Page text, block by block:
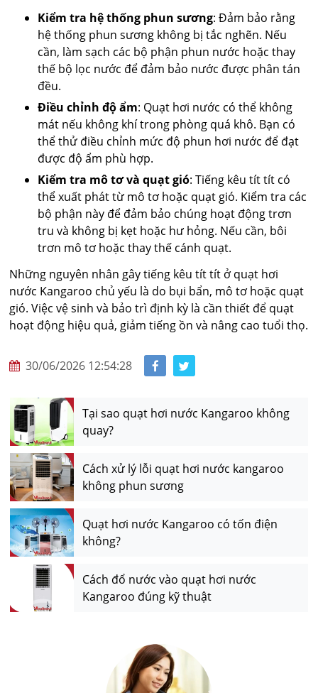
Kiểm tra hệ thống phun sương: Đảm bảo rằng
hệ thống phun sương không bị tắc nghẽn. Nếu
cần, làm sạch các bộ phận phun nước hoặc thay
thế bộ lọc nước để đảm bảo nước được phân tán
đều.
Điều chỉnh độ ẩm: Quạt hơi nước có thể không
mát nếu không khí trong phòng quá khô. Bạn có
thể thử điều chỉnh mức độ phun hơi nước để đạt
được độ ẩm phù hợp.
Kiểm tra mô tơ và quạt gió: Tiếng kêu tít tít có
thể xuất phát từ mô tơ hoặc quạt gió. Kiểm tra các
bộ phận này để đảm bảo chúng hoạt động trơn
tru và không bị kẹt hoặc hư hỏng. Nếu cần, bôi
trơn mô tơ hoặc thay thế cánh quạt.
Những nguyên nhân gây tiếng kêu tít tít ở quạt hơi
nước Kangaroo chủ yếu là do bụi bẩn, mô tơ hoặc quạt
gió. Việc vệ sinh và bảo trì định kỳ là cần thiết để quạt
hoạt động hiệu quả, giảm tiếng ồn và nâng cao tuổi thọ.
30/06/2026 12:54:28
Tại sao quạt hơi nước Kangaroo không
quay?
Cách xử lý lỗi quạt hơi nước kangaroo
không phun sương
Quạt hơi nước Kangaroo có tốn điện
không?
Cách đổ nước vào quạt hơi nước
Kangaroo đúng kỹ thuật